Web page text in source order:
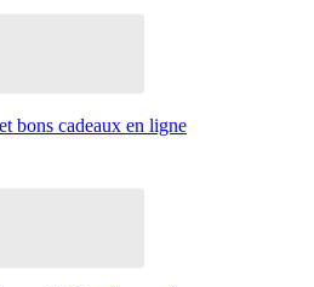
bons cadeaux en ligne